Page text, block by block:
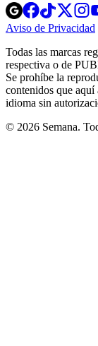
Opens
in
new
Opens
in
new
in
new
Aviso de Privacidad
Todas las marcas
respectiva o de
Se prohíbe la
contenidos que aquí
idioma sin
© 2026 Semana.